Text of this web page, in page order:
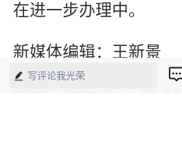
在进一步办理中。
新媒体编辑：王新景
写评论我光荣